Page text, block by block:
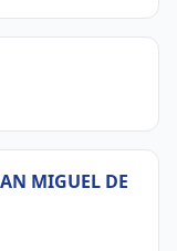
MIGUEL DE